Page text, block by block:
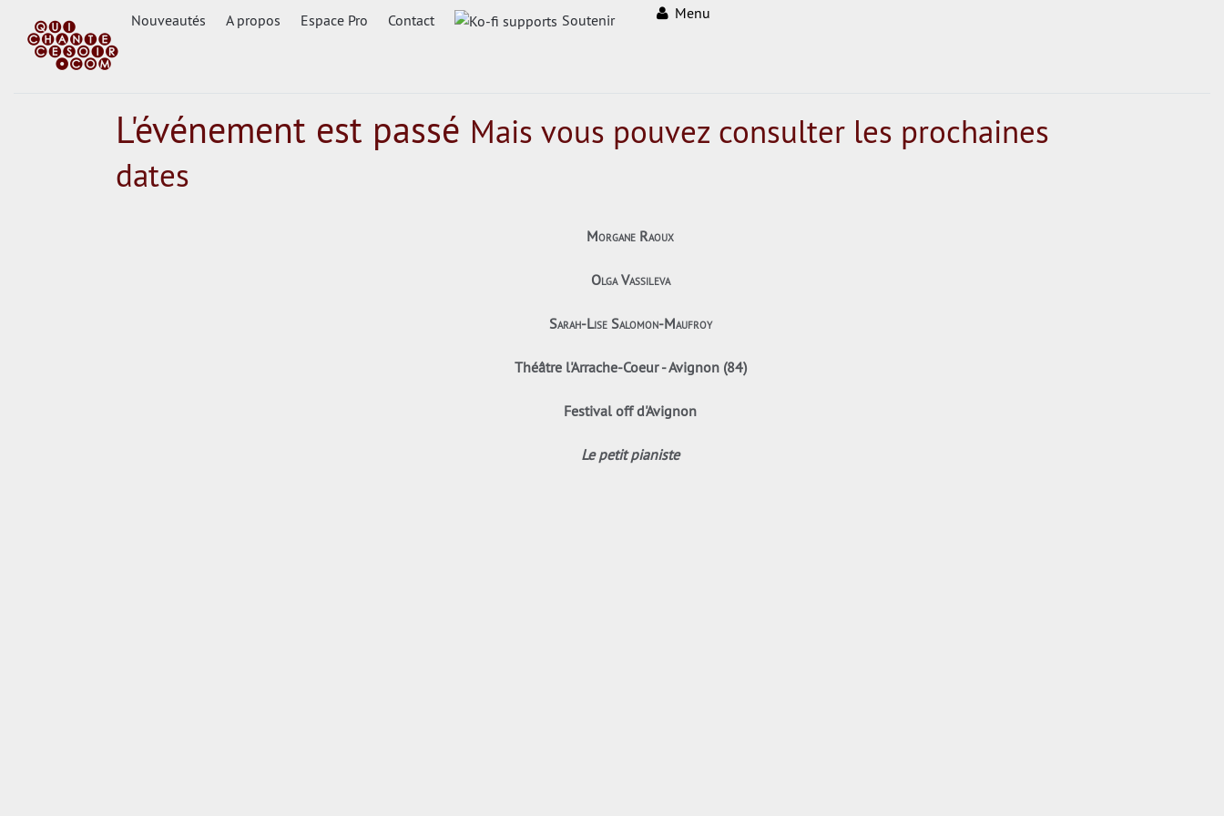
Nouveautés A propos Espace Pro Contact Soutenir Menu
L'événement est passé Mais vous pouvez consulter les prochaines
dates
Morgane Raoux
Olga Vassileva
Sarah-Lise Salomon-Maufroy
Théâtre l'Arrache-Coeur - Avignon (84)
Festival off d'Avignon
Le petit pianiste